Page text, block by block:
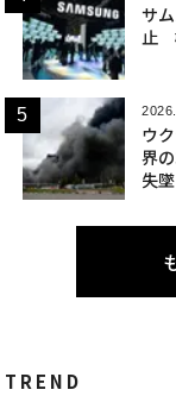
サ
止
ウ
界
失墜
TREND